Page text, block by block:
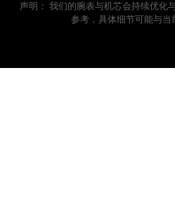
声明： 我们的腕表与机芯会持续优化
参考，具体细节可能与当